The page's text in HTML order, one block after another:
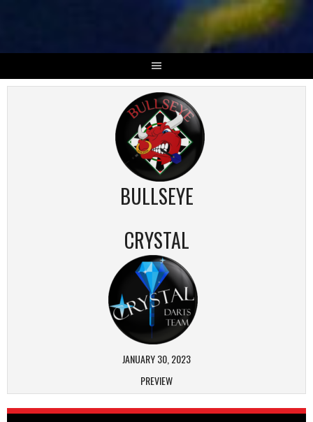
BULLSEYE
CRYSTAL
JANUARY 30, 2023
PREVIEW